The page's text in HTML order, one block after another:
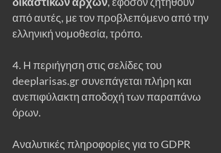
από αυτές, με τον προβλεπόμενο από την
ελληνική νομοθεσία, τρόπο.
4. Η περιήγηση στις σελίδες του
deeplarisas.gr συνεπάγεται πλήρη και
ανεπιφύλακτη αποδοχή των παραπάνω
όρων.
Αναλυτικές πληροφορίες για το GDPR